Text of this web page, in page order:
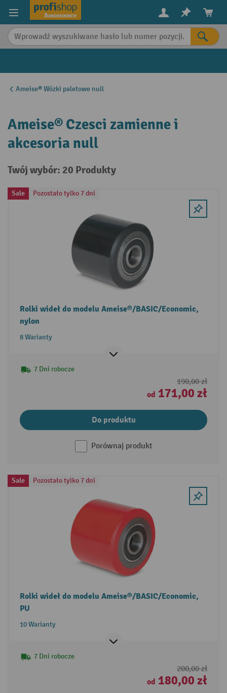
content
Ameise® Wózki paletowe null
Ameise® Czesci zamienne i
akcesoria null
Twój wybór: 20 Produkty
Sale Pozostało tylko 7 dni
Rolki wideł do modelu Ameise®/BASIC/Economic,
nylon
8 Warianty
7 Dni robocze
190,00 zł
od 171,00 zł
Do produktu
Porównaj produkt
Sale Pozostało tylko 7 dni
Rolki wideł do modelu Ameise®/BASIC/Economic,
PU
10 Warianty
7 Dni robocze
200,00 zł
od 180,00 zł